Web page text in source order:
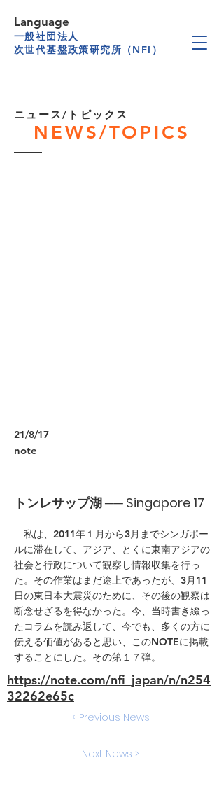
一般社団法人
次世代基盤政策研究所（NFI）
Language
​ニュース/トピックス
NEWS/TOPICS
21/8/17
note
トンレサップ湖 ── Singapore 17
私は、2011年１月から3月までシンガポー
ルに滞在して、アジア、とくに東南アジアの
社会と行政について観察し情報収集を行っ
た。その作業はまだ途上であったが、3月11
日の東日本大震災のために、その後の観察は
断念せざるを得なかった。今、当時書き綴っ
たコラムを読み返して、今でも、多くの方に
伝える価値があると思い、このNOTEに掲載
することにした。その第１７弾。
https://note.com/nfi_japan/n/n254
32262e65c
< Previous News
Next News >